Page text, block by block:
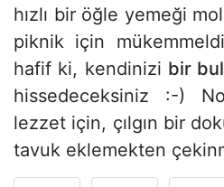
hızlı bir öğle yemeği
piknik için
hafif ki, kendinizi bir
hissedeceksiniz :-)
lezzet için, çılgın bir
tavuk eklemekten